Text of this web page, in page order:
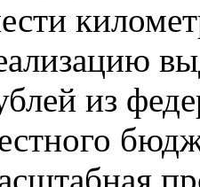
из